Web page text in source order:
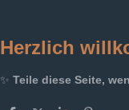
Herzlich
✨ Teile diese Seite,